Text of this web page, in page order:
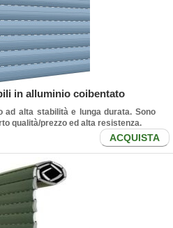
in alluminio coibentato
ad alta stabilità e lunga durata. Sono
qualità/prezzo ed alta resistenza.
ACQUISTA